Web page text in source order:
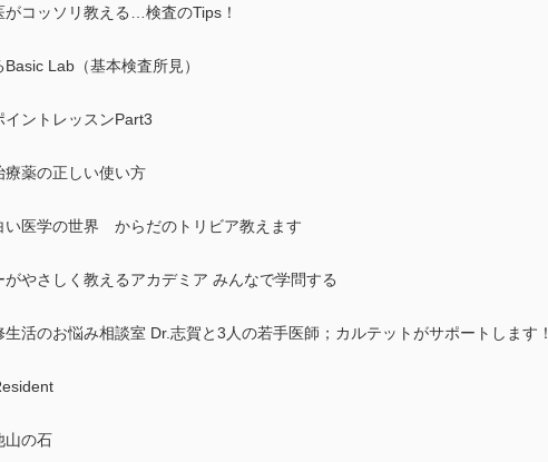
がコッソリ教える…検査のTips！
Lab（基本検査所見）
イントレッスンPart3
療薬の正しい使い方
い医学の世界 からだのトリビア教えます
やさしく教えるアカデミア みんなで学問する
活のお悩み相談室 Dr.志賀と3人の若手医師；カルテットがサポートします！
山の石